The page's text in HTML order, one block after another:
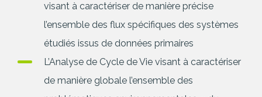
visant à caractériser de manière précise
l’ensemble des flux spécifiques des systèmes
étudiés issus de données primaires
L’Analyse de Cycle de Vie visant à caractériser
de manière globale l’ensemble des